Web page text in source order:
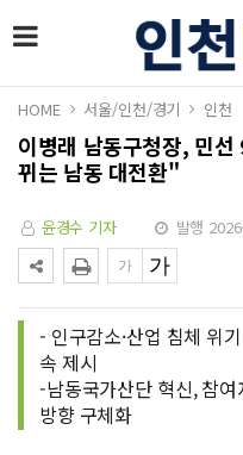
HOME 서울/인천/경기 인천
이병래 남동구청장, 민
뀌는 남동 대전환"
윤경수 기자 발행
- 인구감소·산업 침체 위
속 제시
-남동국가산단 혁신, 참
방향 구체화